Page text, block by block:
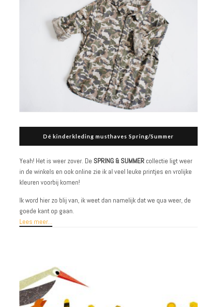
Dé kinderkleding musthaves Spring/Summer
Yeah! Het is weer zover. De SPRING & SUMMER collectie ligt weer
in de winkels en ook online zie ik al veel leuke printjes en vrolijke
kleuren voorbij komen!
Ik word hier zo blij van, ik weet dan namelijk dat we qua weer, de
goede kant op gaan.
Lees meer...